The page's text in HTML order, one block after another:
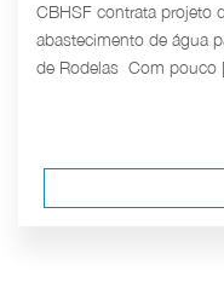
CBHSF contrata projeto
abastecimento de água
de Rodelas Com pouco